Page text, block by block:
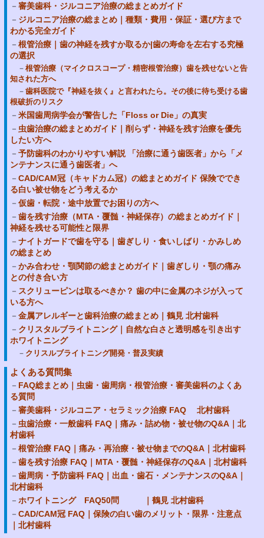
審美歯科・ジルコニア治療の総まとめガイド
ジルコニア治療の総まとめ｜種類・費用・保証・選び方まで
わかる完全ガイド
根管治療｜歯の神経を残すか取るか|歯の寿命を左右する究極
の選択
根管治療（マイクロスコープ・精密根管治療）歯を残せないと告
知された方へ
歯科医院で『神経を抜く』と言われたら。その後に待ち受ける歯
根破折のリスク
米国歯周病学会が警告した「Floss or Die」の真実
虫歯治療の総まとめガイド｜削らず・神経を残す治療を優先
したい方へ
予防歯科のわかりやすい解説 「治療に通う歯医者」から「メ
ンテナンスに通う歯医者」へ
CAD/CAM冠（キャドカム冠）の総まとめガイド 保険ででき
る白い被せ物をどう考えるか
仮歯・転院・途中放置でお困りの方へ
歯を残す治療（MTA・覆髄・神経保存）の総まとめガイド｜
神経を残せる可能性と限界
ナイトガードで歯を守る｜歯ぎしり・食いしばり・かみしめ
の総まとめ
かみ合わせ・顎関節の総まとめガイド｜歯ぎしり・顎の痛み
との付き合い方
スクリューピンは取るべきか？ 歯の中に金属のネジが入って
いる方へ
金属アレルギーと歯科治療の総まとめ｜鶴見 北村歯科
クリスタルブライトニング｜自然な白さと透明感を引き出す
ホワイトニング
クリスルブライトニング開発・普及実績
よくある質問集
FAQ総まとめ｜虫歯・歯周病・根管治療・審美歯科のよくあ
る質問
審美歯科・ジルコニア・セラミック治療 FAQ 北村歯科
虫歯治療・一般歯科 FAQ｜痛み・詰め物・被せ物のQ&A｜北
村歯科
根管治療 FAQ｜痛み・再治療・被せ物までのQ&A｜北村歯科
歯を残す治療 FAQ｜MTA・覆髄・神経保存のQ&A｜北村歯科
歯周病・予防歯科 FAQ｜出血・歯石・メンテナンスのQ&A｜
北村歯科
ホワイトニング FAQ50問 ｜鶴見 北村歯科
CAD/CAM冠 FAQ｜保険の白い歯のメリット・限界・注意点
｜北村歯科